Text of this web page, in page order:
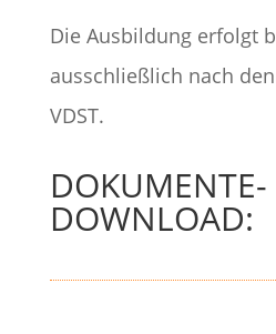
Die Ausbildung erfolgt
ausschließlich nach
VDST.
DOKUMENTE-
DOWNLOAD: